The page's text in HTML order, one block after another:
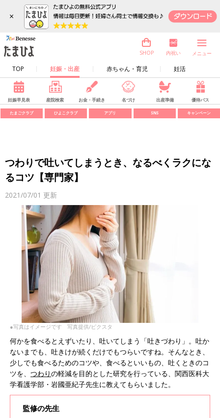
×
TOP 妊娠・出産 赤ちゃん・育児 妊活
SHOP 内祝い メニュー
妊娠早見表 産院検索 お金・手続き 名づけ 出産準備 優待パス
たまごクラブ ひよこクラブ アプリ SNS キャンペーン
つわりで吐いてしまうとき、なるべくラクにな
るコツ【専門家】
2021/07/01 更新
●写真はイメージです 写真提供/ピクスタ
何かを食べるとえずいたり、吐いてしまう「吐きづわり」。吐か
ないまでも、吐きけが続くだけでもつらいですね。そんなとき、
少しでも食べるためのコツや、食べるといいもの、吐くときのコ
ツを、 つわりの軽減を目的とした研究を行っている、関西医科大
学看護学部・岩國亜紀子先生に教えてもらいました。
監修の先生